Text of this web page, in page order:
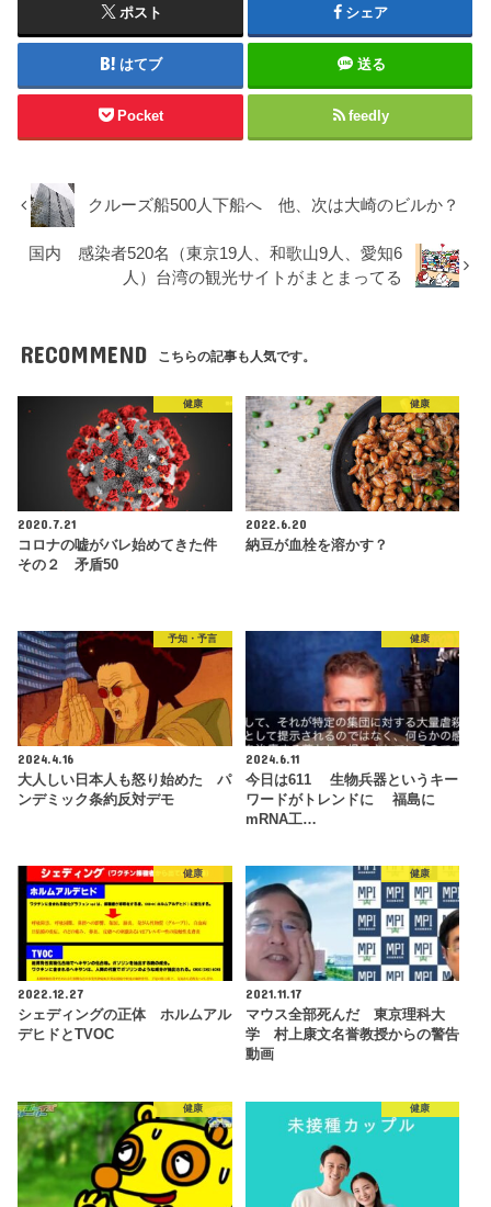
ポスト シェア
はてブ 送る
Pocket feedly
クルーズ船500人下船へ 他、次は大崎のビルか？
国内 感染者520名（東京19人、和歌山9人、愛知6
人）台湾の観光サイトがまとまってる
RECOMMEND こちらの記事も人気です。
健康
2020.7.21
コロナの嘘がバレ始めてきた件
その２ 矛盾50
健康
2022.6.20
納豆が血栓を溶かす？
予知・予言
2024.4.16
大人しい日本人も怒り始めた パ
ンデミック条約反対デモ
健康
2024.6.11
今日は611 生物兵器というキー
ワードがトレンドに 福島に
mRNA工…
健康
2022.12.27
シェディングの正体 ホルムアル
デヒドとTVOC
健康
2021.11.17
マウス全部死んだ 東京理科大
学 村上康文名誉教授からの警告
動画
健康 健康